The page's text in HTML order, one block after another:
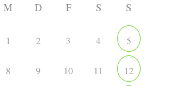
M D F S S
1 2 3 4 5
8 9 10 11 12